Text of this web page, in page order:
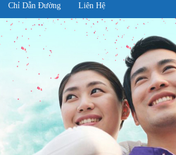
Chỉ Dẫn Đường Liên Hệ